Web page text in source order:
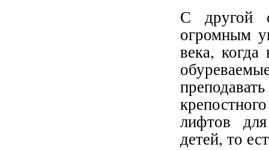
С другой
огромным
века,
лифтов
детей, то